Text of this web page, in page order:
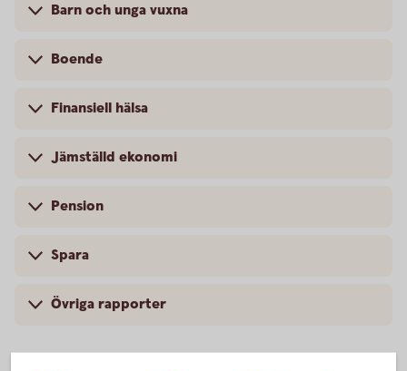
Barn och unga vuxna
Boende
Finansiell hälsa
Jämställd ekonomi
Pension
Spara
Övriga rapporter